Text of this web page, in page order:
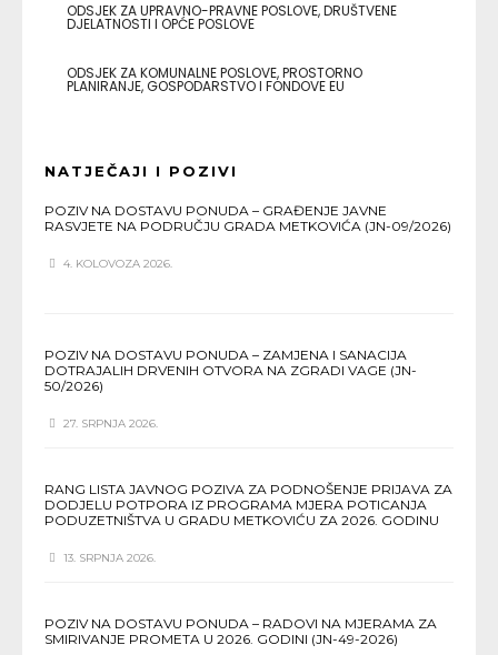
ODSJEK ZA UPRAVNO-PRAVNE POSLOVE, DRUŠTVENE
DJELATNOSTI I OPĆE POSLOVE
ODSJEK ZA KOMUNALNE POSLOVE, PROSTORNO
PLANIRANJE, GOSPODARSTVO I FONDOVE EU
NATJEČAJI I POZIVI
POZIV NA DOSTAVU PONUDA – GRAĐENJE JAVNE
RASVJETE NA PODRUČJU GRADA METKOVIĆA (JN-09/2026)
4. KOLOVOZA 2026.
POZIV NA DOSTAVU PONUDA – ZAMJENA I SANACIJA
DOTRAJALIH DRVENIH OTVORA NA ZGRADI VAGE (JN-
50/2026)
27. SRPNJA 2026.
RANG LISTA JAVNOG POZIVA ZA PODNOŠENJE PRIJAVA ZA
DODJELU POTPORA IZ PROGRAMA MJERA POTICANJA
PODUZETNIŠTVA U GRADU METKOVIĆU ZA 2026. GODINU
13. SRPNJA 2026.
POZIV NA DOSTAVU PONUDA – RADOVI NA MJERAMA ZA
SMIRIVANJE PROMETA U 2026. GODINI (JN-49-2026)